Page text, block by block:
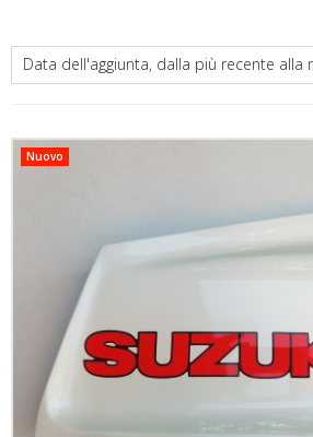
Data dell'aggiunta, dalla più recente alla
Nuovo